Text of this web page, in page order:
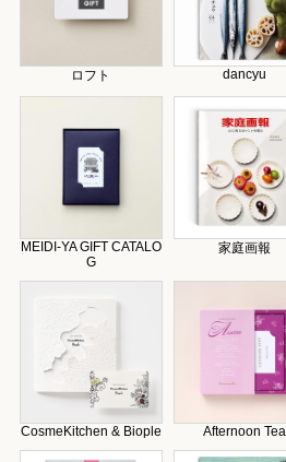
ロフト dancyu
MEIDI-YA GIFT CATALO
G
家庭画報
CosmeKitchen & Biople Afternoon Tea